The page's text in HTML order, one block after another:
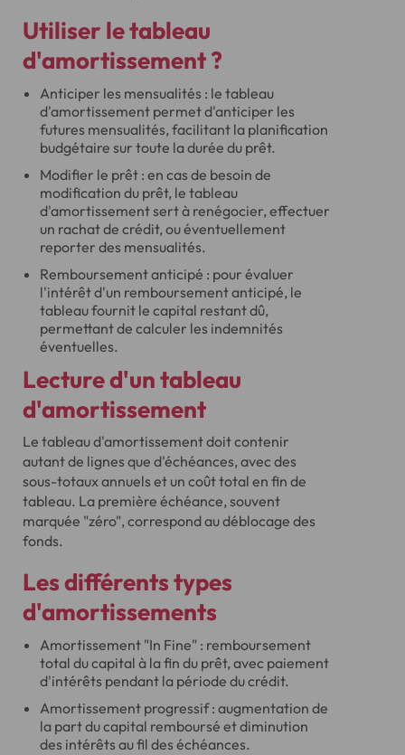
Utiliser le tableau
d'amortissement ?
Anticiper les mensualités : le tableau
d'amortissement permet d'anticiper les
futures mensualités, facilitant la planification
budgétaire sur toute la durée du prêt.
Modifier le prêt : en cas de besoin de
modification du prêt, le tableau
d'amortissement sert à renégocier, effectuer
un rachat de crédit, ou éventuellement
reporter des mensualités.
Remboursement anticipé : pour évaluer
l'intérêt d'un remboursement anticipé, le
tableau fournit le capital restant dû,
permettant de calculer les indemnités
éventuelles.
Lecture d'un tableau
d'amortissement
Le tableau d'amortissement doit contenir
autant de lignes que d'échéances, avec des
sous-totaux annuels et un coût total en fin de
tableau. La première échéance, souvent
marquée "zéro", correspond au déblocage des
fonds.
Les différents types
d'amortissements
Amortissement "In Fine" : remboursement
total du capital à la fin du prêt, avec paiement
d'intérêts pendant la période du crédit.
Amortissement progressif : augmentation de
la part du capital remboursé et diminution
des intérêts au fil des échéances.